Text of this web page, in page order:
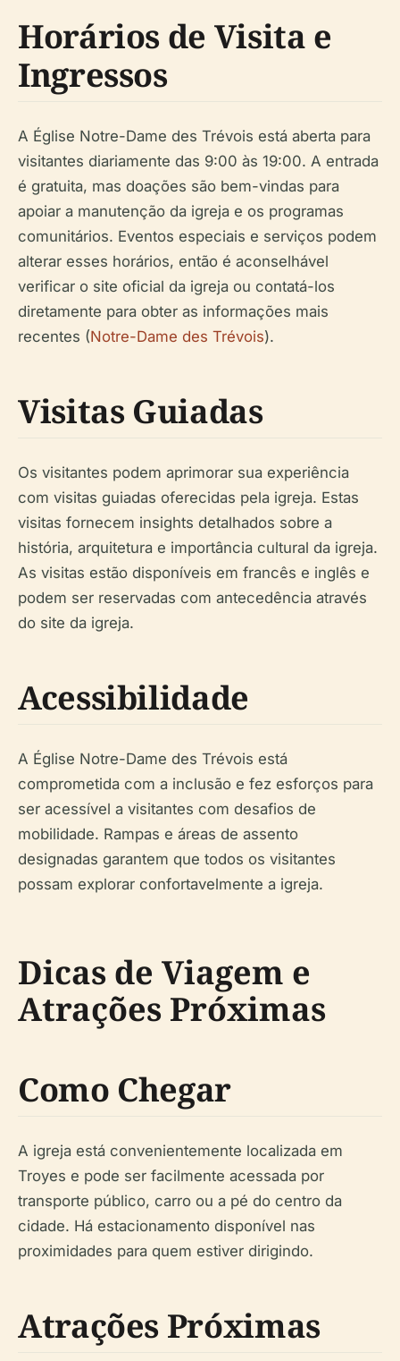
Horários de Visita e
Ingressos
A Église Notre-Dame des Trévois está aberta para
visitantes diariamente das 9:00 às 19:00. A entrada
é gratuita, mas doações são bem-vindas para
apoiar a manutenção da igreja e os programas
comunitários. Eventos especiais e serviços podem
alterar esses horários, então é aconselhável
verificar o site oficial da igreja ou contatá-los
diretamente para obter as informações mais
recentes (Notre-Dame des Trévois).
Visitas Guiadas
Os visitantes podem aprimorar sua experiência
com visitas guiadas oferecidas pela igreja. Estas
visitas fornecem insights detalhados sobre a
história, arquitetura e importância cultural da igreja.
As visitas estão disponíveis em francês e inglês e
podem ser reservadas com antecedência através
do site da igreja.
Acessibilidade
A Église Notre-Dame des Trévois está
comprometida com a inclusão e fez esforços para
ser acessível a visitantes com desafios de
mobilidade. Rampas e áreas de assento
designadas garantem que todos os visitantes
possam explorar confortavelmente a igreja.
Dicas de Viagem e
Atrações Próximas
Como Chegar
A igreja está convenientemente localizada em
Troyes e pode ser facilmente acessada por
transporte público, carro ou a pé do centro da
cidade. Há estacionamento disponível nas
proximidades para quem estiver dirigindo.
Atrações Próximas